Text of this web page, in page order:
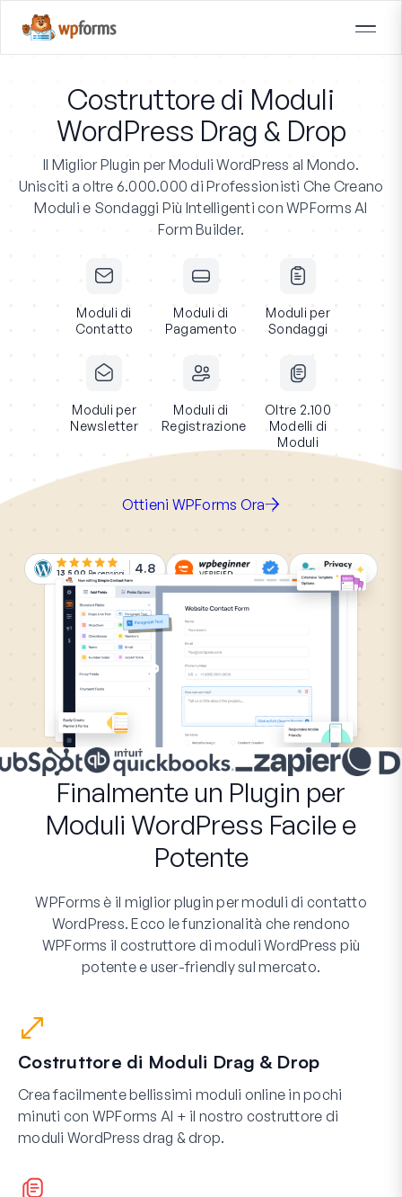
Costruttore di Moduli
WordPress Drag & Drop
Il Miglior Plugin per Moduli WordPress al Mondo.
Unisciti a oltre 6.000.000 di Professionisti Che Creano
Moduli e Sondaggi Più Intelligenti con WPForms AI
Form Builder.
Moduli di
Contatto
Moduli di
Pagamento
Moduli per
Sondaggi
Moduli per
Newsletter
Moduli di
Registrazione
Oltre 2.100
Modelli di
Moduli
Ottieni WPForms Ora
13.500 Recensioni 4.8
Finalmente un Plugin per
Moduli WordPress Facile e
Potente
WPForms è il miglior plugin per moduli di contatto
WordPress. Ecco le funzionalità che rendono
WPForms il costruttore di moduli WordPress più
potente e user-friendly sul mercato.
Costruttore di Moduli Drag & Drop
Crea facilmente bellissimi moduli online in pochi
minuti con WPForms AI + il nostro costruttore di
moduli WordPress drag & drop.